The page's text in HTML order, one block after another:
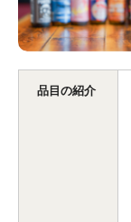
品目の紹介